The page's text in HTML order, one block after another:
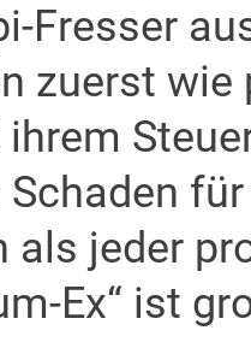
Fresser
zuerst
Schaden
als jeder
Ex“ ist